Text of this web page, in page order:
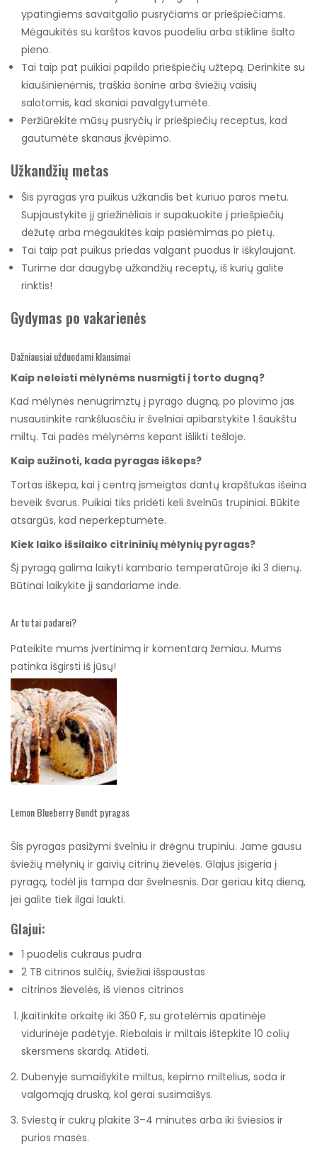
ypatingiems savaitgalio pusryčiams ar priešpiečiams.
Mėgaukitės su karštos kavos puodeliu arba stikline šalto
pieno.
Tai taip pat puikiai papildo priešpiečių užtepą. Derinkite su
kiaušinienėmis, traškia šonine arba šviežių vaisių
salotomis, kad skaniai pavalgytumėte.
Peržiūrėkite mūsų pusryčių ir priešpiečių receptus, kad
gautumėte skanaus įkvėpimo.
Užkandžių metas
Šis pyragas yra puikus užkandis bet kuriuo paros metu.
Supjaustykite jį griežinėliais ir supakuokite į priešpiečių
dėžutę arba mėgaukitės kaip pasiėmimas po pietų.
Tai taip pat puikus priedas valgant puodus ir iškylaujant.
Turime dar daugybę užkandžių receptų, iš kurių galite
rinktis!
Gydymas po vakarienės
Dažniausiai užduodami klausimai
Kaip neleisti mėlynėms nusmigti į torto dugną?
Kad mėlynės nenugrimztų į pyrago dugną, po plovimo jas
nusausinkite rankšluosčiu ir švelniai apibarstykite 1 šaukštu
miltų. Tai padės mėlynėms kepant išlikti tešloje.
Kaip sužinoti, kada pyragas iškeps?
Tortas iškepa, kai į centrą įsmeigtas dantų krapštukas išeina
beveik švarus. Puikiai tiks pridėti keli švelnūs trupiniai. Būkite
atsargūs, kad neperkeptumėte.
Kiek laiko išsilaiko citrininių mėlynių pyragas?
Šį pyragą galima laikyti kambario temperatūroje iki 3 dienų.
Būtinai laikykite jį sandariame inde.
Ar tu tai padarei?
Pateikite mums įvertinimą ir komentarą žemiau. Mums
patinka išgirsti iš jūsų!
Lemon Blueberry Bundt pyragas
Šis pyragas pasižymi švelniu ir drėgnu trupiniu. Jame gausu
šviežių mėlynių ir gaivių citrinų žievelės. Glajus įsigeria į
pyragą, todėl jis tampa dar švelnesnis. Dar geriau kitą dieną,
jei galite tiek ilgai laukti.
Glajui:
1 puodelis cukraus pudra
2 TB citrinos sulčių, šviežiai išspaustas
citrinos žievelės, iš vienos citrinos
Įkaitinkite orkaitę iki 350 F, su grotelėmis apatinėje
vidurinėje padėtyje. Riebalais ir miltais ištepkite 10 colių
skersmens skardą. Atidėti.
Dubenyje sumaišykite miltus, kepimo miltelius, soda ir
valgomąją druską, kol gerai susimaišys.
Sviestą ir cukrų plakite 3–4 minutes arba iki šviesios ir
purios masės.